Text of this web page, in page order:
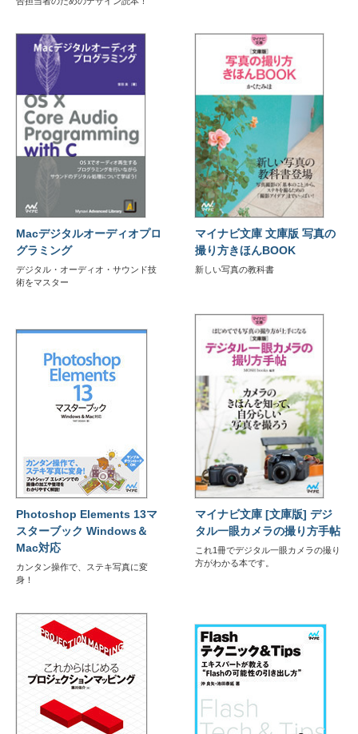
Macデジタルオーディオプロ
グラミング
デジタル・オーディオ・サウンド技
術をマスター
マイナビ文庫 文庫版 写真の
撮り方きほんBOOK
新しい写真の教科書
Photoshop Elements 13マ
スターブック Windows＆
Mac対応
カンタン操作で、ステキ写真に変
身！
マイナビ文庫 [文庫版] デジ
タル一眼カメラの撮り方手帖
これ1冊でデジタル一眼カメラの撮り
方がわかる本です。